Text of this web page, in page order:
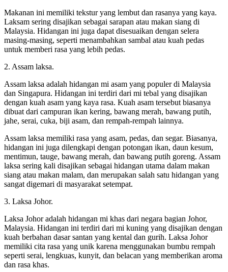
Makanan ini memiliki tekstur yang lembut dan rasanya yang kaya.
Laksam sering disajikan sebagai sarapan atau makan siang di
Malaysia. Hidangan ini juga dapat disesuaikan dengan selera
masing-masing, seperti menambahkan sambal atau kuah pedas
untuk memberi rasa yang lebih pedas.
2. Assam laksa.
Assam laksa adalah hidangan mi asam yang populer di Malaysia
dan Singapura. Hidangan ini terdiri dari mi tebal yang disajikan
dengan kuah asam yang kaya rasa. Kuah asam tersebut biasanya
dibuat dari campuran ikan kering, bawang merah, bawang putih,
jahe, serai, cuka, biji asam, dan rempah-rempah lainnya.
Assam laksa memiliki rasa yang asam, pedas, dan segar. Biasanya,
hidangan ini juga dilengkapi dengan potongan ikan, daun kesum,
mentimun, tauge, bawang merah, dan bawang putih goreng. Assam
laksa sering kali disajikan sebagai hidangan utama dalam makan
siang atau makan malam, dan merupakan salah satu hidangan yang
sangat digemari di masyarakat setempat.
3. Laksa Johor.
Laksa Johor adalah hidangan mi khas dari negara bagian Johor,
Malaysia. Hidangan ini terdiri dari mi kuning yang disajikan dengan
kuah berbahan dasar santan yang kental dan gurih. Laksa Johor
memiliki cita rasa yang unik karena menggunakan bumbu rempah
seperti serai, lengkuas, kunyit, dan belacan yang memberikan aroma
dan rasa khas.